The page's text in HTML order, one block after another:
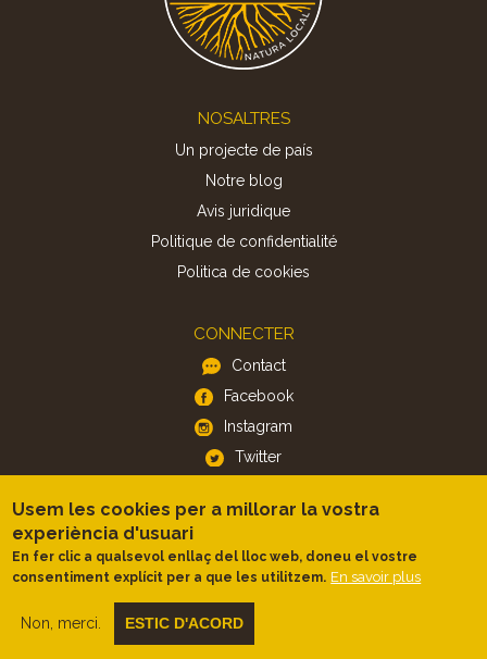
NOSALTRES
Un projecte de país
Notre blog
Avis juridique
Politique de confidentialité
Politica de cookies
CONNECTER
Contact
Facebook
Instagram
Twitter
APP
iOS
Android
Usem les cookies per a millorar la vostra
experiència d'usuari
En fer clic a qualsevol enllaç del lloc web, doneu el vostre
consentiment explícit per a que les utilitzem. En savoir plus
Non, merci. ESTIC D'ACORD